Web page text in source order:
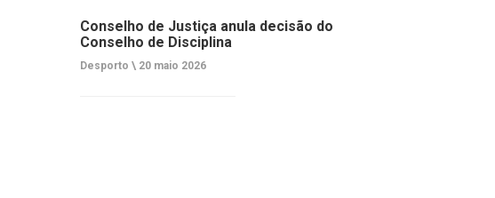
Conselho de Justiça anula decisão do
Conselho de Disciplina
Desporto \ 20 maio 2026